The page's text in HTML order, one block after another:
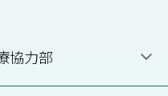
協力部